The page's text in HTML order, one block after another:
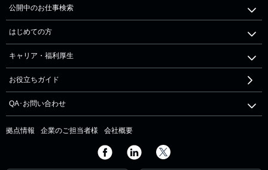
公開中のお仕事検索
はじめての方
キャリア・福利厚生
お役立ちガイド
QA･お問い合わせ
拠点情報 企業のご担当者様 会社概要